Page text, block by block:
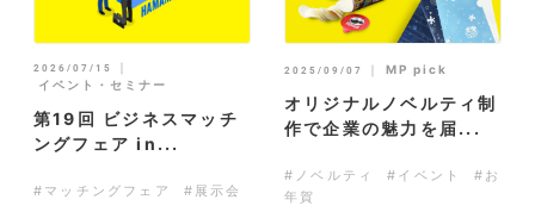
2026/07/15
イベント・セミナー
第19回 ビジネスマッチ
ングフェア in...
#マッチングフェア #展示会
2025/09/07 MP pick
オリジナルノベルティ制
作で企業の魅力を届...
#ノベルティ #イベント
#お
年賀